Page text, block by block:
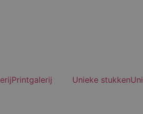
erijPrintgalerij Unieke stukkenUni